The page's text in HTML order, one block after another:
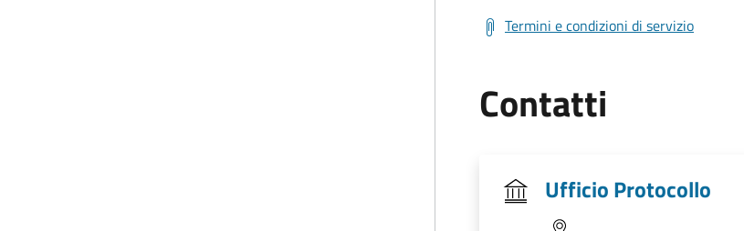
Termini e condizioni di servizio
Contatti
Ufficio Protocollo